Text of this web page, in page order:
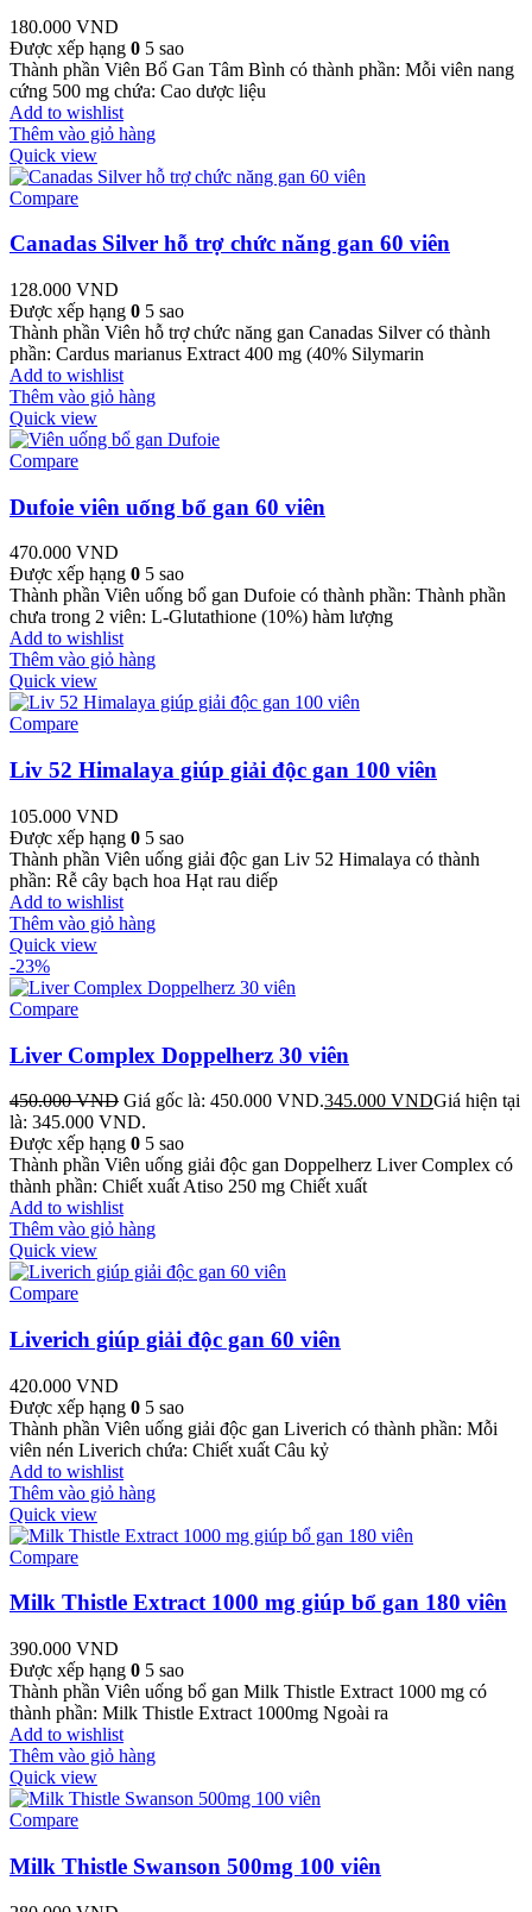
180.000 VND
Được xếp hạng 0 5 sao
Thành phần Viên Bổ Gan Tâm Bình có thành phần: Mỗi viên nang
cứng 500 mg chứa: Cao dược liệu
Add to wishlist
Thêm vào giỏ hàng
Quick view
Compare
Canadas Silver hỗ trợ chức năng gan 60 viên
128.000 VND
Được xếp hạng 0 5 sao
Thành phần Viên hỗ trợ chức năng gan Canadas Silver có thành
phần: Cardus marianus Extract 400 mg (40% Silymarin
Add to wishlist
Thêm vào giỏ hàng
Quick view
Compare
Dufoie viên uống bổ gan 60 viên
470.000 VND
Được xếp hạng 0 5 sao
Thành phần Viên uống bổ gan Dufoie có thành phần: Thành phần
chưa trong 2 viên: L-Glutathione (10%) hàm lượng
Add to wishlist
Thêm vào giỏ hàng
Quick view
Compare
Liv 52 Himalaya giúp giải độc gan 100 viên
105.000 VND
Được xếp hạng 0 5 sao
Thành phần Viên uống giải độc gan Liv 52 Himalaya có thành
phần: Rễ cây bạch hoa Hạt rau diếp
Add to wishlist
Thêm vào giỏ hàng
Quick view
-23%
Compare
Liver Complex Doppelherz 30 viên
450.000VND Giá gốc là: 450.000 VND.345.000 VNDGiá hiện tại
là: 345.000 VND.
Được xếp hạng 0 5 sao
Thành phần Viên uống giải độc gan Doppelherz Liver Complex có
thành phần: Chiết xuất Atiso 250 mg Chiết xuất
Add to wishlist
Thêm vào giỏ hàng
Quick view
Compare
Liverich giúp giải độc gan 60 viên
420.000 VND
Được xếp hạng 0 5 sao
Thành phần Viên uống giải độc gan Liverich có thành phần: Mỗi
viên nén Liverich chứa: Chiết xuất Câu kỷ
Add to wishlist
Thêm vào giỏ hàng
Quick view
Compare
Milk Thistle Extract 1000 mg giúp bổ gan 180 viên
390.000 VND
Được xếp hạng 0 5 sao
Thành phần Viên uống bổ gan Milk Thistle Extract 1000 mg có
thành phần: Milk Thistle Extract 1000mg Ngoài ra
Add to wishlist
Thêm vào giỏ hàng
Quick view
Compare
Milk Thistle Swanson 500mg 100 viên